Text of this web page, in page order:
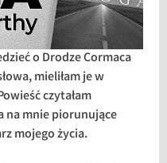
o Drodze Cormaca
mieliłam je w
czytałam
na mnie piorunujące
mojego życia.